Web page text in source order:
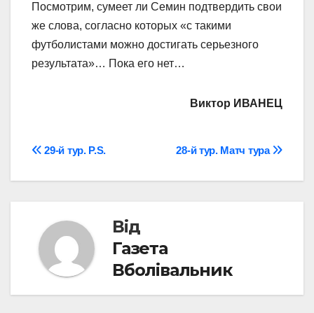
Посмотрим, сумеет ли Семин подтвердить свои
же слова, согласно которых «с такими
футболистами можно достигать серьезного
результата»… Пока его нет…
Виктор ИВАНЕЦ
Навігація
записів
28-й тур. Матч тура
29-й тур. P.S.
Від
Газета
Вболівальник